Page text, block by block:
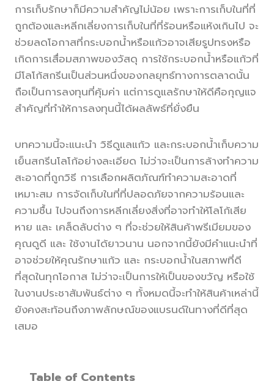
การเก็บรักษาก็มีความสำคัญไม่น้อย เพราะการเก็บในที่ที่
ถูกต้องและหลีกเลี่ยงการเก็บในที่ที่ร้อนหรือแห้งเกินไป จะ
ช่วยลดโอกาสที่กระบอกน้ำหรือแก้วอาจเสียรูปทรงหรือ
เกิดการเสื่อมสภาพของวัสดุ การใช้กระบอกน้ำหรือแก้วที่
มีโลโก้สกรีนเป็นส่วนหนึ่งของกลยุทธ์ทางการตลาดนั้น
ถือเป็นการลงทุนที่คุ้มค่า แต่การดูแลรักษาให้ดีคือกุญแจ
สำคัญที่ทำให้การลงทุนนี้ได้ผลลัพธ์ที่ยั่งยืน
บทความนี้จะแนะนำ วิธีดูแลแก้ว และกระบอกน้ำเก็บความ
เย็นสกรีนโลโก้อย่างละเอียด ไม่ว่าจะเป็นการล้างทำความ
สะอาดที่ถูกวิธี การเลือกผลิตภัณฑ์ทำความสะอาดที่
เหมาะสม การจัดเก็บในที่ที่ปลอดภัยจากความร้อนและ
ความชื้น ไปจนถึงการหลีกเลี่ยงสิ่งที่อาจทำให้โลโก้เสีย
หาย และ เคล็ดลับต่าง ๆ ที่จะช่วยให้สินค้าพรีเมียมของ
คุณดูดี และ ใช้งานได้ยาวนาน นอกจากนี้ยังมีคำแนะนำที่
อาจช่วยให้คุณรักษาแก้ว และ กระบอกน้ำในสภาพที่ดี
ที่สุดในทุกโอกาส ไม่ว่าจะเป็นการให้เป็นของขวัญ หรือใช้
ในงานประชาสัมพันธ์ต่าง ๆ ทั้งหมดนี้จะทำให้สินค้าเหล่านี้
ยังคงสะท้อนถึงภาพลักษณ์ของแบรนด์ในทางที่ดีที่สุด
เสมอ
Table of Contents